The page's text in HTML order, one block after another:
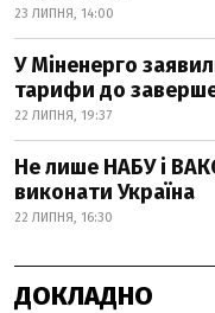
23 ЛИПНЯ, 14:00
У Міненерго
тарифи до
22 ЛИПНЯ, 19:37
Не лише НАБУ і
виконати Україна
22 ЛИПНЯ, 16:30
ДОКЛАДНО